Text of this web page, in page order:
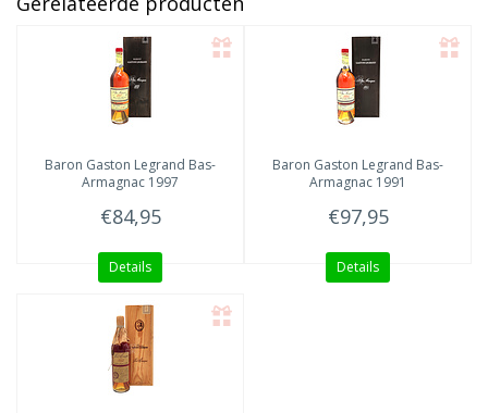
Baron Gaston Legrand Bas-
Armagnac 1997
€84,95
Details
Baron Gaston Legrand Bas-
Armagnac 1991
€97,95
Details